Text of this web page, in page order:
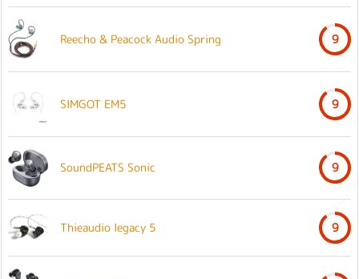
Reecho & Peacock Audio Spring 9
SIMGOT EM5 9
SoundPEATS Sonic 9
Thieaudio legacy 5 9